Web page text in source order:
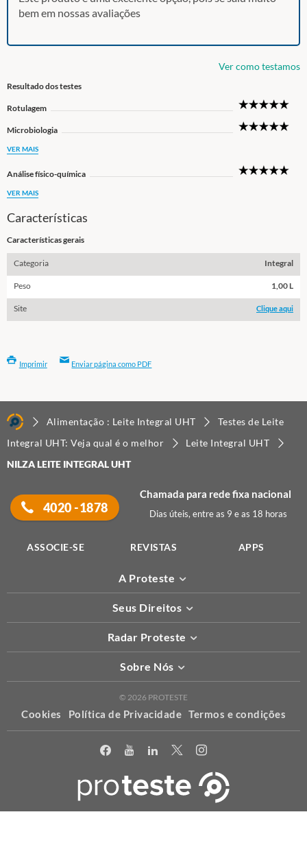
bem em nossas avaliações
Ver como testamos
Resultado dos testes
Rotulagem
Microbiologia
VER MAIS
Análise físico-química
VER MAIS
Características
Características gerais
Categoria Integral
Peso 1,00 L
Site Clique aqui
Imprimir Enviar página como PDF
Alimentação : Leite Integral UHT
Testes de Leite
Integral UHT: Veja qual é o melhor
Leite Integral UHT
NILZA LEITE INTEGRAL UHT
4020 -1878
Chamada para rede fixa nacional
Dias úteis, entre as 9 e as 18 horas
ASSOCIE-SE REVISTAS APPS
A Proteste
Seus Direitos
Radar Proteste
Sobre Nós
© 2026 PROTESTE
Cookies Política de Privacidade Termos e condições